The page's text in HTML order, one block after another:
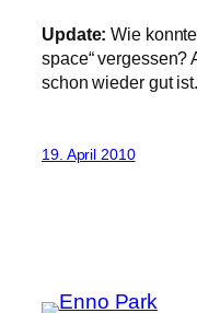
Update: Wie
space“ vergessen?
schon wieder gut ist.
19. April 2010